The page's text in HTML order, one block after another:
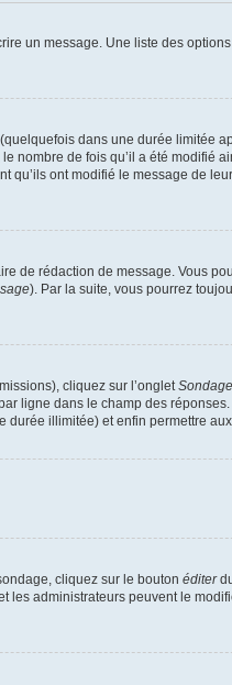
un message. Une liste des
dans une durée limitée
nombre de fois qu’il a été modifié
ont modifié le message de
de rédaction de message. Vous
). Par la suite, vous pourrez
cliquez sur l’ongletSondage
ligne dans le champ des
durée illimitée) et enfin permettre
cliquez sur le bouton éditer
les administrateurs peuvent le